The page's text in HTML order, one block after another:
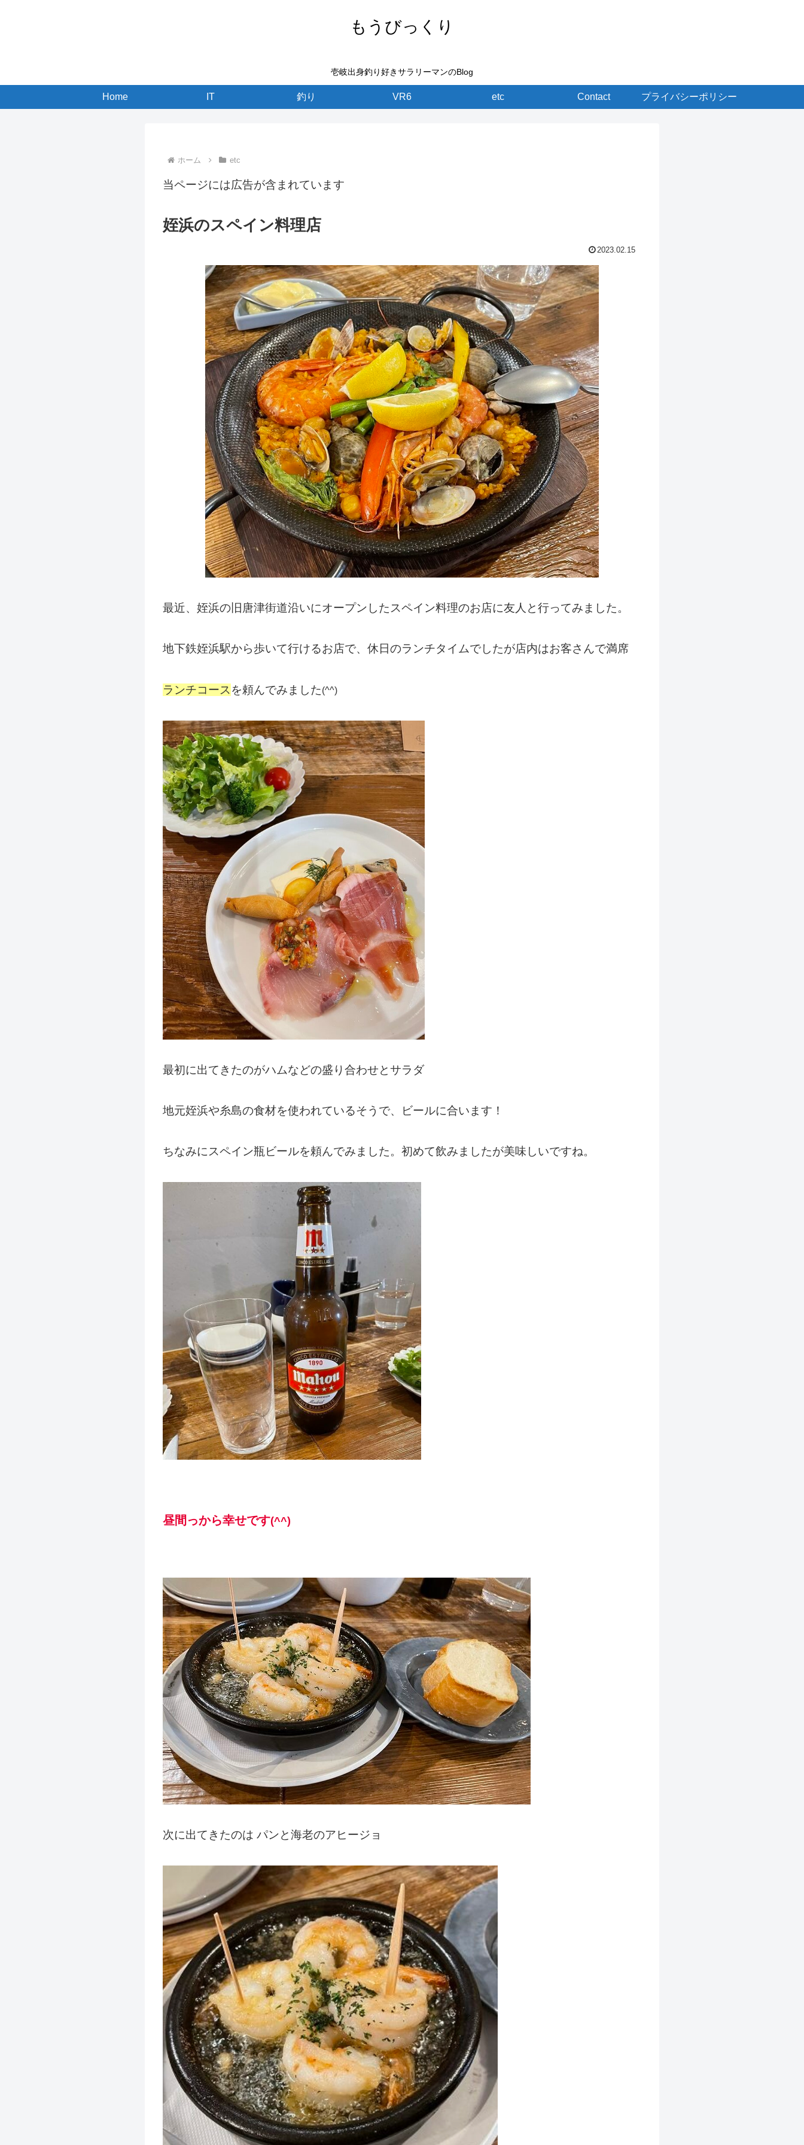
もうびっくり
壱岐出身釣り好きサラリーマンのBlog
Home IT 釣り VR6 etc Contact プライバシーポリシー
ホーム etc
当ページには広告が含まれています
姪浜のスペイン料理店
2023.02.15
最近、姪浜の旧唐津街道沿いにオープンしたスペイン料理のお店に友人と行ってみました。
地下鉄姪浜駅から歩いて行けるお店で、休日のランチタイムでしたが店内はお客さんで満席
ランチコース を頼んでみました(^^)
最初に出てきたのがハムなどの盛り合わせとサラダ
地元姪浜や糸島の食材を使われているそうで、ビールに合います！
ちなみにスペイン瓶ビールを頼んでみました。初めて飲みましたが美味しいですね。
昼間っから幸せです(^^)
次に出てきたのは パンと海老のアヒージョ